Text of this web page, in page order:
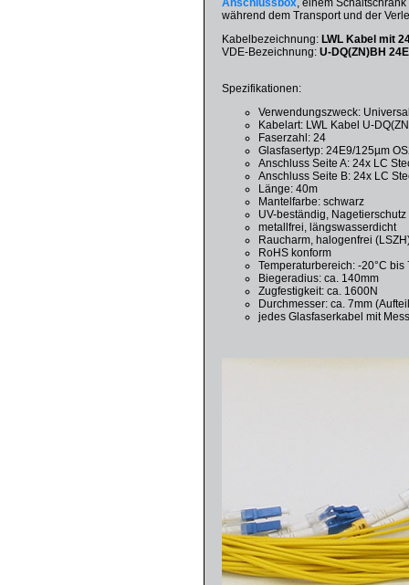
während dem Transport und der
Kabelbezeichnung:LWL Kabel mit
VDE-Bezeichnung:U-DQ(ZN)BH
Spezifikationen:
Verwendungszweck:
Kabelart: LWL Kabel U-
Faserzahl: 24
Glasfasertyp: 24E9/125µm
Anschluss Seite A: 24x LC
Anschluss Seite B: 24x LC
Länge: 40m
Mantelfarbe: schwarz
UV-beständig, Nagetierschutz
metallfrei, längswasserdicht
Raucharm, halogenfrei
RoHS konform
Temperaturbereich: -20°C bis
Biegeradius: ca. 140mm
Zugfestigkeit: ca. 1600N
Durchmesser: ca. 7mm
jedes Glasfaserkabel mit